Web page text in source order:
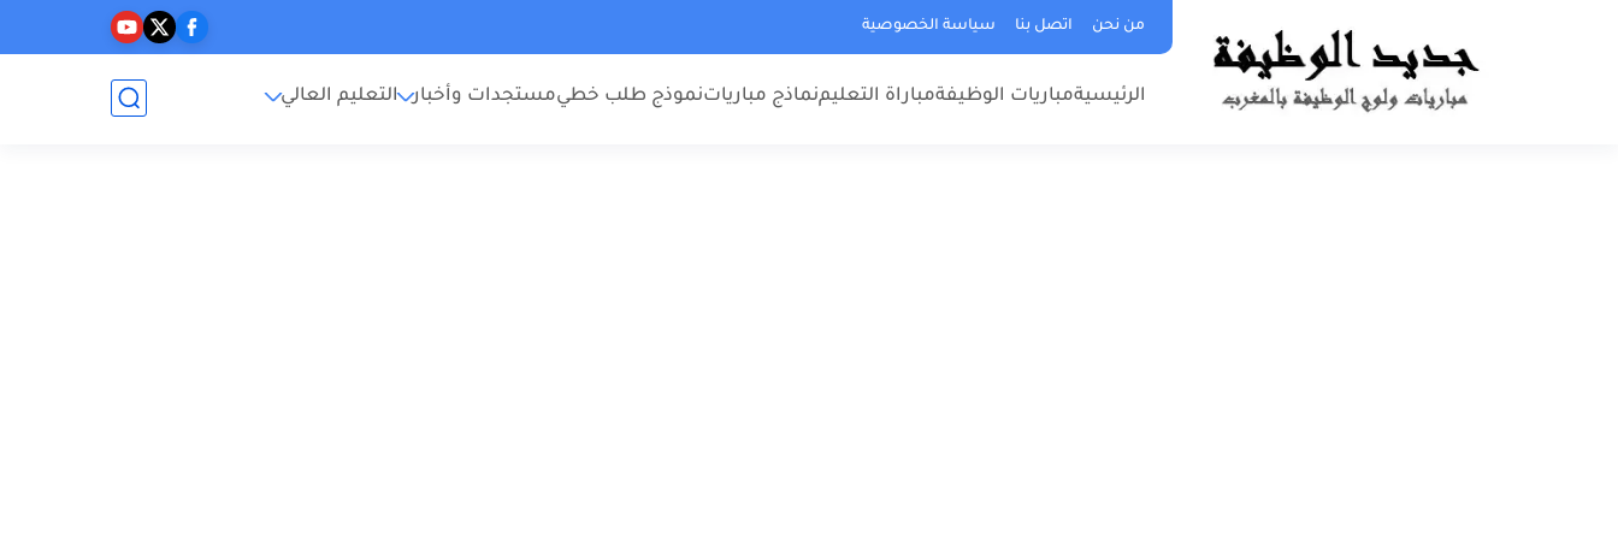
من نحن اتصل بنا سياسة الخصوصية
الرئيسيةمباريات الوظيفةمباراة التعليمنماذج مبارياتنموذج طلب خطيمستجدات وأخبار التعليم العالي